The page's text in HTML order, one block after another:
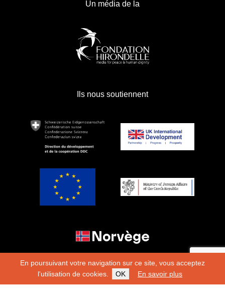
En poursuivant votre navigation sur ce site, vous acceptez
l'utilisation de cookies.
OK En savoir plus
Un média de la
Ils nous soutiennent